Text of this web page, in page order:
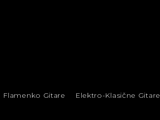
Flamenko Gitare Elektro-Klasične Gitare